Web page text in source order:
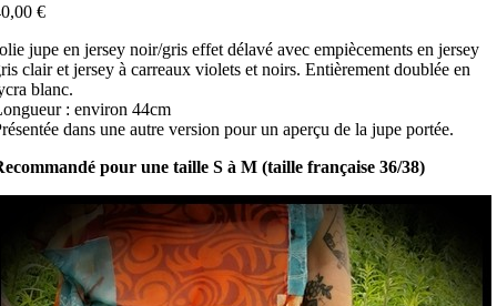
€
jupe en jersey noir/gris effet délavé avec empiècements en jersey
clair et jersey à carreaux violets et noirs. Entièrement doublée en
blanc.
: environ 44cm
dans une autre version pour un aperçu de la jupe portée.
pour une taille S à M (taille française 36/38)